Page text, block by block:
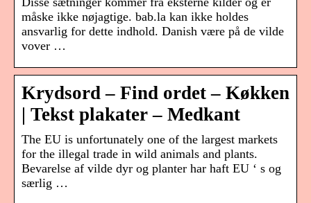
måske ikke nøjagtige. bab.la kan ikke holdes
ansvarlig for dette indhold. Danish være på de vilde
vover …
Krydsord – Find ordet – Køkken
| Tekst plakater – Medkant
The EU is unfortunately one of the largest markets
for the illegal trade in wild animals and plants.
Bevarelse af vilde dyr og planter har haft EU ‘ s og
særlig …